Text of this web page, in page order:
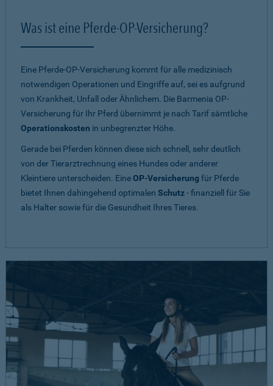
Was ist eine Pferde-OP-Versicherung?
Eine Pferde-OP-Versicherung kommt für alle medizinisch
notwendigen Operationen und Eingriffe auf, sei es aufgrund
von Krankheit, Unfall oder Ähnlichem. Die Barmenia OP-
Versicherung für Ihr Pferd übernimmt je nach Tarif sämtliche
Operationskosten in unbegrenzter Höhe.
Gerade bei Pferden können diese sich schnell, sehr deutlich
von der Tierarztrechnung eines Hundes oder anderer
Kleintiere unterscheiden. EineOP-Versicherung für Pferde
bietet Ihnen dahingehend optimalen Schutz- finanziell für Sie
als Halter sowie für die Gesundheit Ihres Tieres.